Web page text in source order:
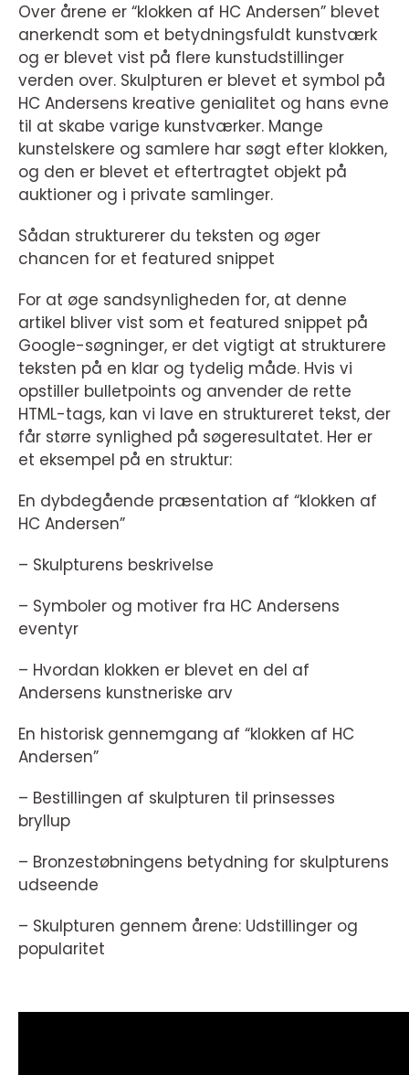
Over årene er “klokken af HC Andersen” blevet
anerkendt som et betydningsfuldt kunstværk
og er blevet vist på flere kunstudstillinger
verden over. Skulpturen er blevet et symbol på
HC Andersens kreative genialitet og hans evne
til at skabe varige kunstværker. Mange
kunstelskere og samlere har søgt efter klokken,
og den er blevet et eftertragtet objekt på
auktioner og i private samlinger.
Sådan strukturerer du teksten og øger
chancen for et featured snippet
For at øge sandsynligheden for, at denne
artikel bliver vist som et featured snippet på
Google-søgninger, er det vigtigt at strukturere
teksten på en klar og tydelig måde. Hvis vi
opstiller bulletpoints og anvender de rette
HTML-tags, kan vi lave en struktureret tekst, der
får større synlighed på søgeresultatet. Her er
et eksempel på en struktur:
En dybdegående præsentation af “klokken af
HC Andersen”
– Skulpturens beskrivelse
– Symboler og motiver fra HC Andersens
eventyr
– Hvordan klokken er blevet en del af
Andersens kunstneriske arv
En historisk gennemgang af “klokken af HC
Andersen”
– Bestillingen af skulpturen til prinsesses
bryllup
– Bronzestøbningens betydning for skulpturens
udseende
– Skulpturen gennem årene: Udstillinger og
popularitet